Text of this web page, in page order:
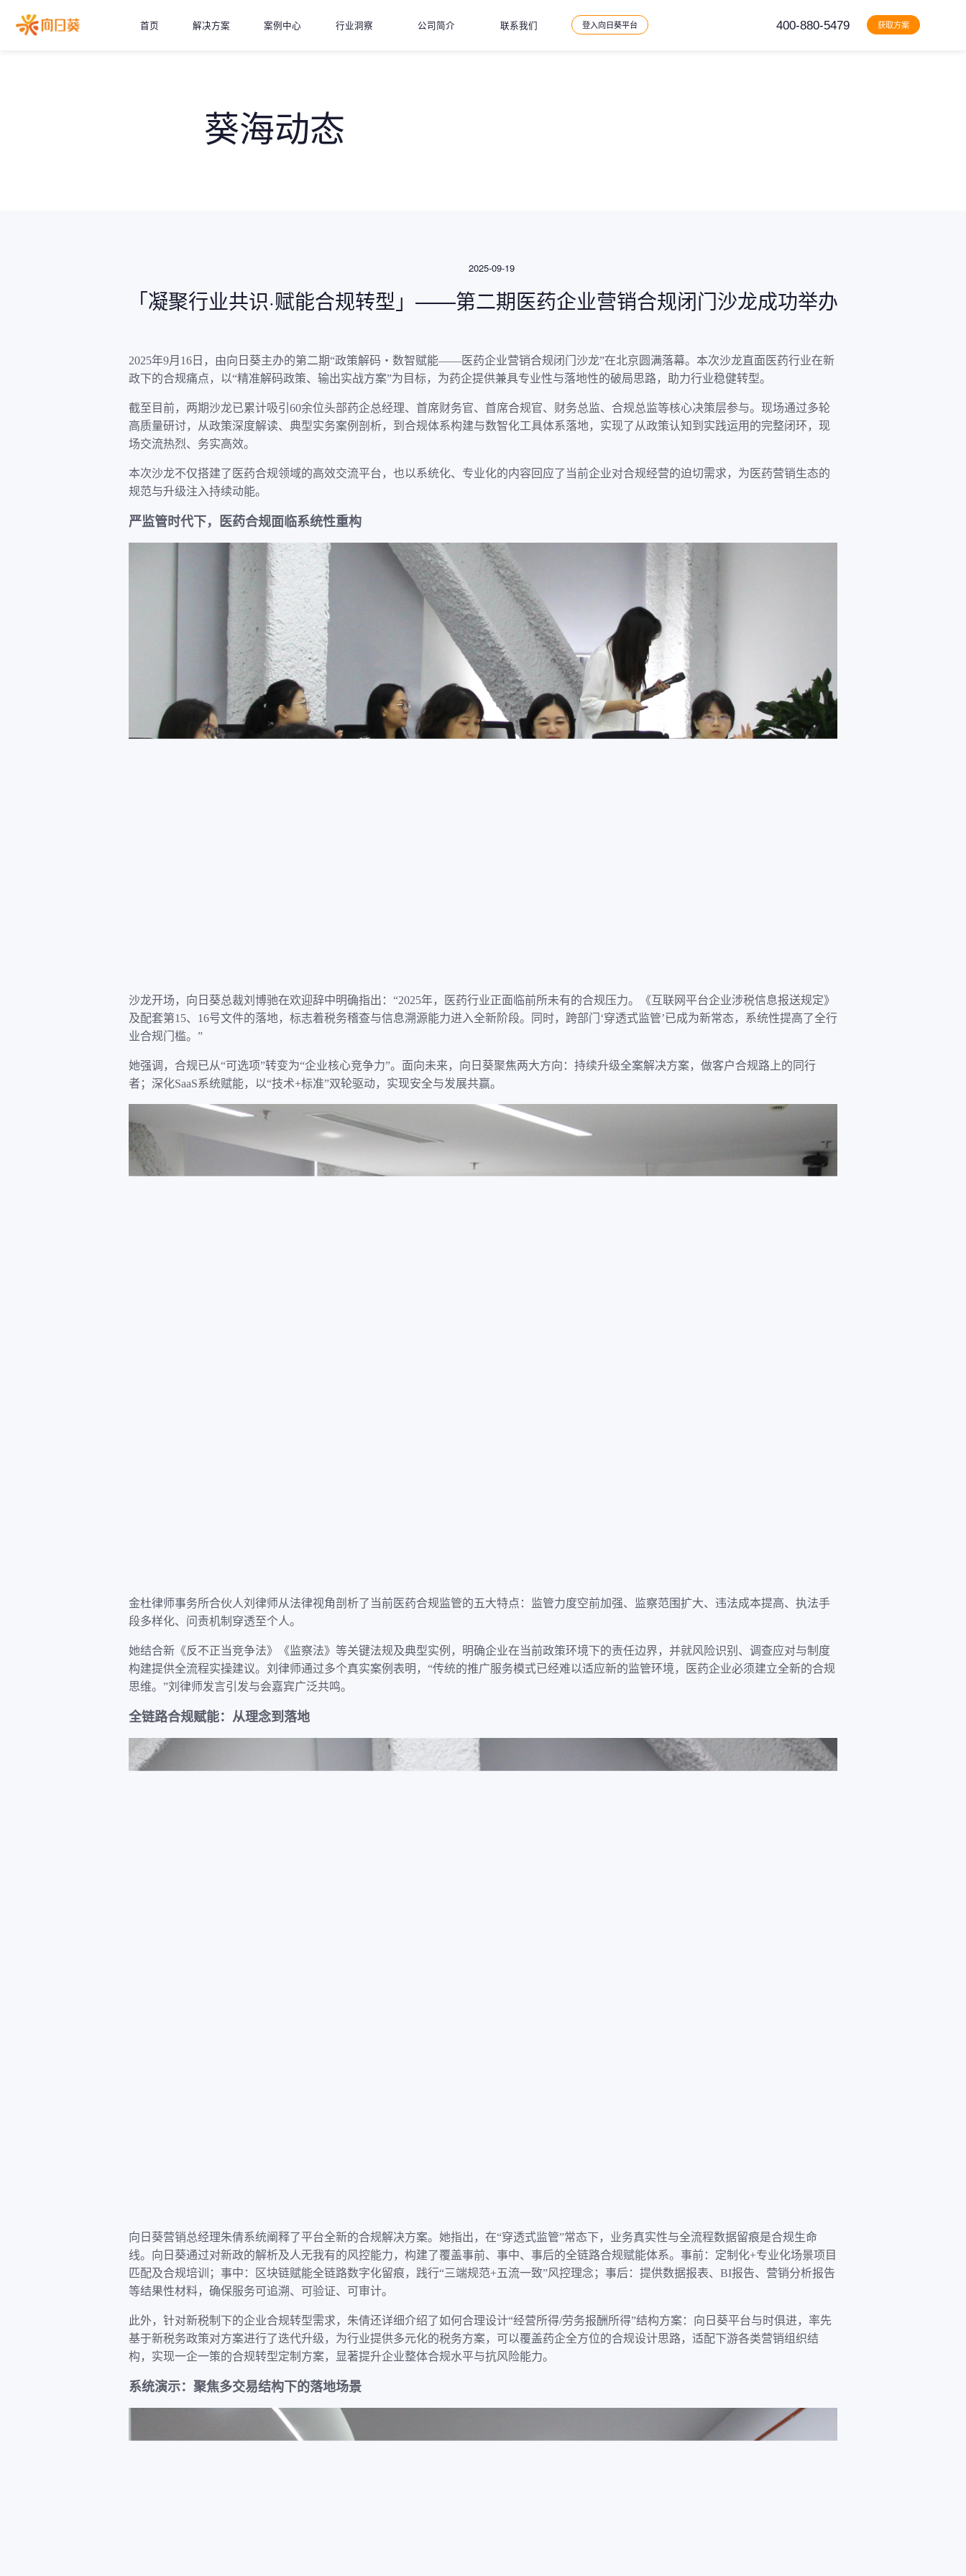
首页 解决方案 案例中心 行业洞察 公司简介 联系我们 登入向日葵平台 400-880-5479 获取方案
葵海动态
2025-09-19
「凝聚行业共识·赋能合规转型」——第二期医药企业营销合规闭门沙龙成功举办
2025年9月16日，由向日葵主办的第二期“政策解码・数智赋能——医药企业营销合规闭门沙龙”在北京圆满落幕。本次沙龙直面医药行业在新
政下的合规痛点，以“精准解码政策、输出实战方案”为目标，为药企提供兼具专业性与落地性的破局思路，助力行业稳健转型。
截至目前，两期沙龙已累计吸引60余位头部药企总经理、首席财务官、首席合规官、财务总监、合规总监等核心决策层参与。现场通过多轮
高质量研讨，从政策深度解读、典型实务案例剖析，到合规体系构建与数智化工具体系落地，实现了从政策认知到实践运用的完整闭环，现
场交流热烈、务实高效。
本次沙龙不仅搭建了医药合规领域的高效交流平台，也以系统化、专业化的内容回应了当前企业对合规经营的迫切需求，为医药营销生态的
规范与升级注入持续动能。
严监管时代下，医药合规面临系统性重构
沙龙开场，向日葵总裁刘博驰在欢迎辞中明确指出：“2025年，医药行业正面临前所未有的合规压力。《互联网平台企业涉税信息报送规定》
及配套第15、16号文件的落地，标志着税务稽查与信息溯源能力进入全新阶段。同时，跨部门‘穿透式监管’已成为新常态，系统性提高了全行
业合规门槛。”
她强调，合规已从“可选项”转变为“企业核心竞争力”。面向未来，向日葵聚焦两大方向：持续升级全案解决方案，做客户合规路上的同行
者；深化SaaS系统赋能，以“技术+标准”双轮驱动，实现安全与发展共赢。
金杜律师事务所合伙人刘律师从法律视角剖析了当前医药合规监管的五大特点：监管力度空前加强、监察范围扩大、违法成本提高、执法手
段多样化、问责机制穿透至个人。
她结合新《反不正当竞争法》《监察法》等关键法规及典型实例，明确企业在当前政策环境下的责任边界，并就风险识别、调查应对与制度
构建提供全流程实操建议。刘律师通过多个真实案例表明，“传统的推广服务模式已经难以适应新的监管环境，医药企业必须建立全新的合规
思维。”刘律师发言引发与会嘉宾广泛共鸣。
全链路合规赋能：从理念到落地
向日葵营销总经理朱倩系统阐释了平台全新的合规解决方案。她指出，在“穿透式监管”常态下，业务真实性与全流程数据留痕是合规生命
线。向日葵通过对新政的解析及人无我有的风控能力，构建了覆盖事前、事中、事后的全链路合规赋能体系。事前：定制化+专业化场景项目
匹配及合规培训；事中：区块链赋能全链路数字化留痕，践行“三端规范+五流一致”风控理念；事后：提供数据报表、BI报告、营销分析报告
等结果性材料，确保服务可追溯、可验证、可审计。
此外，针对新税制下的企业合规转型需求，朱倩还详细介绍了如何合理设计“经营所得/劳务报酬所得”结构方案：向日葵平台与时俱进，率先
基于新税务政策对方案进行了迭代升级，为行业提供多元化的税务方案，可以覆盖药企全方位的合规设计思路，适配下游各类营销组织结
构，实现一企一策的合规转型定制方案，显著提升企业整体合规水平与抗风险能力。
系统演示：聚焦多交易结构下的落地场景